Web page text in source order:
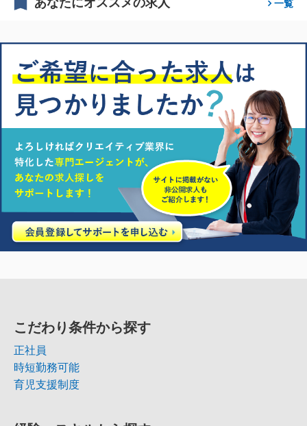
一覧
こだわり条件から探す
正社員
時短勤務可能
育児支援制度